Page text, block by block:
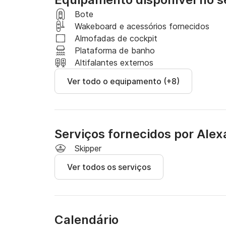
áreas para banhos de sol são espaçosas e
confortável e segura. Tomar sol, almoçar ou
Capacidade para 8 pessoas se o barco for
O conforto único do estofamento, o
tubos... Cada detalhe é resultado da
conhecimento do mar.
Bote
Wakeboard e acessórios fornecidos
Almofadas de cockpit
Plataforma de banho
Altifalantes externos
Ver todo o equipamento (+8)
Serviços fornecidos por
Skipper
Ver todos os serviços
Calendário